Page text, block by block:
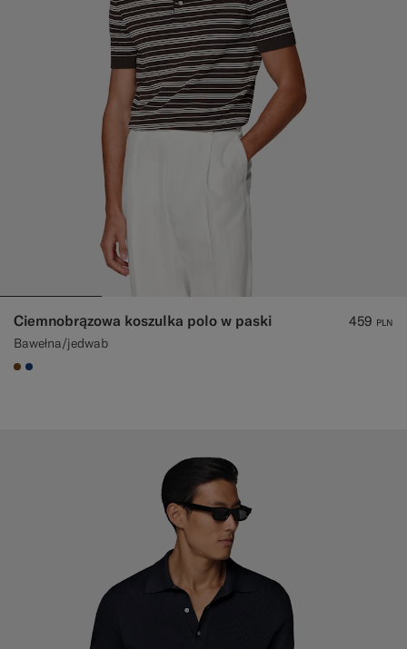
Ciemnobrązowa koszulka polo w paski
Bawełna/jedwab
459 PLN
#76471B
#1C3D7A